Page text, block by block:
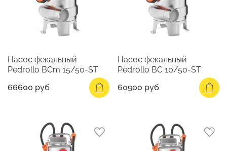
Насос фекальный
Pedrollo BCm 15/50-ST
66600 руб
Насос фекальный
Pedrollo BC 10/50-ST
60900 руб